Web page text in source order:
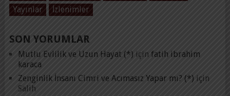
Yayınlar
İzlenimler
SON YORUMLAR
Mutlu Evlilik ve Uzun Hayat (*) için fatih ibrahim
karaca
Zenginlik İnsanı Cimri ve Acımasız Yapar mı? (*) için
Salih